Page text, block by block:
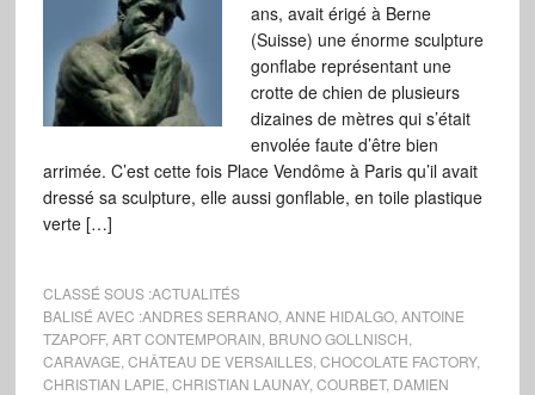
ans, avait érigé à Berne
(Suisse) une énorme sculpture
gonflabe représentant une
crotte de chien de plusieurs
dizaines de mètres qui s’était
envolée faute d’être bien
arrimée. C’est cette fois Place Vendôme à Paris qu’il avait
dressé sa sculpture, elle aussi gonflable, en toile plastique
verte […]
CLASSÉ SOUS :ACTUALITÉS
BALISÉ AVEC :ANDRES SERRANO, ANNE HIDALGO, ANTOINE
TZAPOFF, ART CONTEMPORAIN BRUNO GOLLNISCH
CARAVAGE CHÂTEAU DE VERSAILLES, CHOCOLATE FACTORY,
CHRISTIAN LAPIE CHRISTIAN LAUNAY, COURBET, DAMIEN